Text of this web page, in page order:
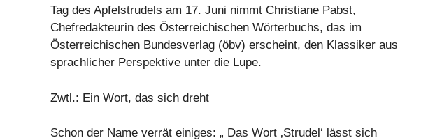
Tag des Apfelstrudels am 17. Juni nimmt Christiane Pabst,
Chefredakteurin des Österreichischen Wörterbuchs, das im
Österreichischen Bundesverlag (öbv) erscheint, den Klassiker aus
sprachlicher Perspektive unter die Lupe.
Zwtl.: Ein Wort, das sich dreht
Schon der Name verrät einiges: „ Das Wort ‚Strudel‘ lässt sich